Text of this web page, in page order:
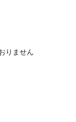
りません